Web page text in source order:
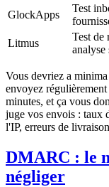
GlockApps
Test
Litmus
Test de
analyse
Vous devriez a
envoyez
minutes, et ça vous
juge vos envois : taux
l'IP, erreurs de
DMARC : le
négliger